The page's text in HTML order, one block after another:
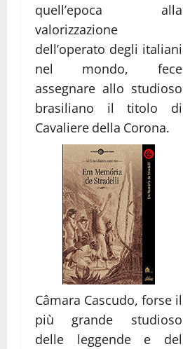
quell’epoca alla
valorizzazione
dell’operato degli italiani
nel mondo, fece
assegnare allo studioso
brasiliano il titolo di
Cavaliere della Corona.
Câmara Cascudo, forse il
più grande studioso
delle leggende e del